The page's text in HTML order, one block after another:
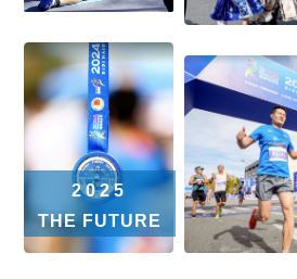
2025
THE FUTURE